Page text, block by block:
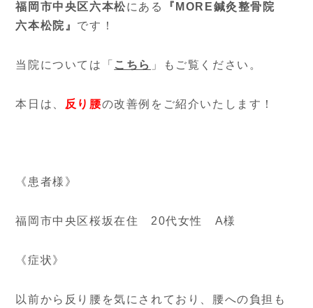
福岡市中央区六本松にある
『MORE鍼灸整骨院
六本松院』 です！
当院については「 こちら 」もご覧ください。
本日は、 反り腰の改善例をご紹介いたします！
《患者様》
福岡市中央区桜坂在住 20代女性 A様
《症状》
以前から反り腰を気にされており、腰への負担も